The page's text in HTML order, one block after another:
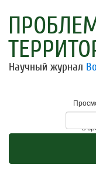
Научный журнал
* - в